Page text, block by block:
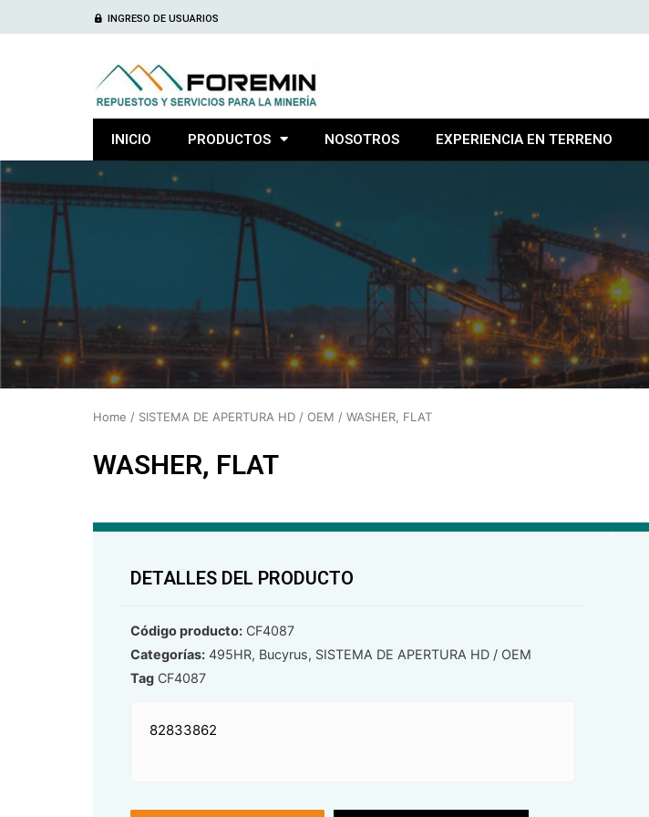
INGRESO DE USUARIOS
INICIO PRODUCTOS NOSOTROS EXPERIENCIA EN TERRENO
Home / SISTEMA DE APERTURA HD / OEM / WASHER, FLAT
WASHER, FLAT
DETALLES DEL PRODUCTO
Código producto: CF4087
Categorías: 495HR, Bucyrus, SISTEMA DE APERTURA HD / OEM
Tag CF4087
82833862